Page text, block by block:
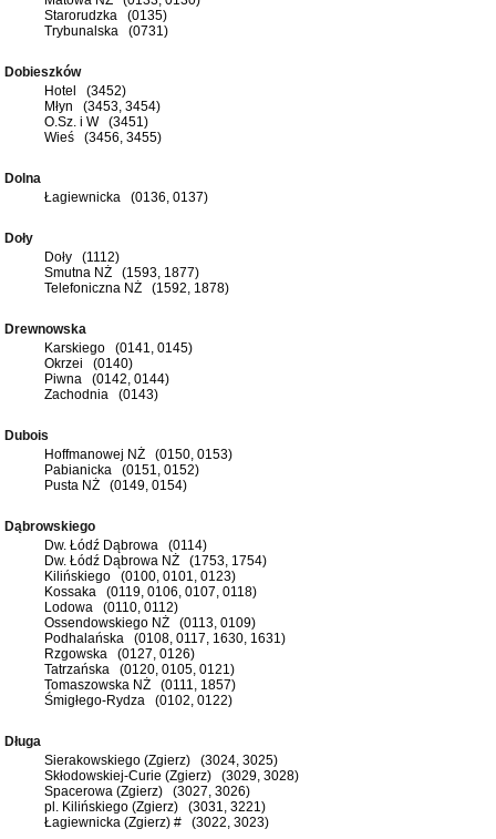
Starorudzka (0135)
Trybunalska (0731)
Dobieszków
Hotel (3452)
Młyn (3453, 3454)
O.Sz. i W (3451)
Wieś (3456, 3455)
Dolna
Łagiewnicka (0136, 0137)
Doły
Doły (1112)
Smutna NŻ (1593, 1877)
Telefoniczna NŻ (1592, 1878)
Drewnowska
Karskiego (0141, 0145)
Okrzei (0140)
Piwna (0142, 0144)
Zachodnia (0143)
Dubois
Hoffmanowej NŻ (0150, 0153)
Pabianicka (0151, 0152)
Pusta NŻ (0149, 0154)
Dąbrowskiego
Dw. Łódź Dąbrowa (0114)
Dw. Łódź Dąbrowa NŻ (1753, 1754)
Kilińskiego (0100, 0101, 0123)
Kossaka (0119, 0106, 0107, 0118)
Lodowa (0110, 0112)
Ossendowskiego NŻ (0113, 0109)
Podhalańska (0108, 0117, 1630, 1631)
Rzgowska (0127, 0126)
Tatrzańska (0120, 0105, 0121)
Tomaszowska NŻ (0111, 1857)
Śmigłego-Rydza (0102, 0122)
Długa
Sierakowskiego (Zgierz) (3024, 3025)
Skłodowskiej-Curie (Zgierz) (3029, 3028)
Spacerowa (Zgierz) (3027, 3026)
pl. Kilińskiego (Zgierz) (3031, 3221)
Łagiewnicka (Zgierz) # (3022, 3023)